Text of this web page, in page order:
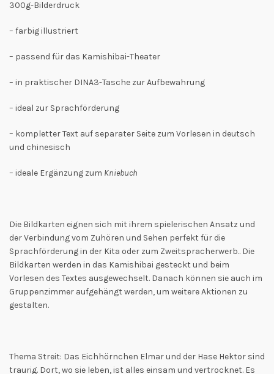
300g-Bilderdruck
– farbig illustriert
– passend für das Kamishibai-Theater
– in praktischer DINA3-Tasche zur Aufbewahrung
– ideal zur Sprachförderung
– kompletter Text auf separater Seite zum Vorlesen in deutsch
und chinesisch
– ideale Ergänzung zum Kniebuch
Die Bildkarten eignen sich mit ihrem spielerischen Ansatz und
der Verbindung vom Zuhören und Sehen perfekt für die
Sprachförderung in der Kita oder zum Zweitspracherwerb.. Die
Bildkarten werden in das Kamishibai gesteckt und beim
Vorlesen des Textes ausgewechselt. Danach können sie auch im
Gruppenzimmer aufgehängt werden, um weitere Aktionen zu
gestalten.
Thema Streit: Das Eichhörnchen Elmar und der Hase Hektor sind
traurig. Dort, wo sie leben, ist alles einsam und vertrocknet. Es